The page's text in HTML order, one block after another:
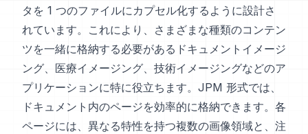
タを 1 つのファイルにカプセル化するように設計さ
れています。これにより、さまざまな種類のコンテン
ツを一緒に格納する必要があるドキュメントイメージ
ング、医療イメージング、技術イメージングなどのア
プリケーションに特に役立ちます。JPM 形式では、
ドキュメント内のページを効率的に格納できます。各
ページには、異なる特性を持つ複数の画像領域と、注